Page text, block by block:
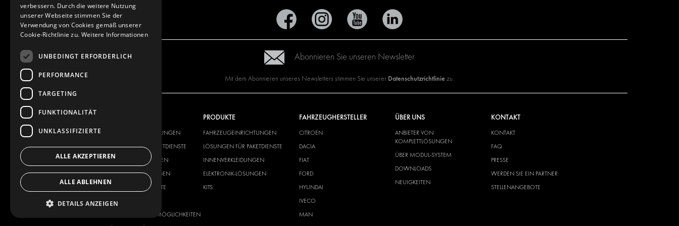
Abonnieren Sie unseren Newsletter
Mit dem Abonnieren unseres Newsletters stimmen Sie unserer Datenschutzrichtlinie zu.
FAHRZEUGEINRICHTUNGEN
LÖSUNGEN FÜR PAKETDIENSTE
INNENVERKLEIDUNGEN
ELEKTRONIK-LÖSUNGEN
SICHERHEITSPRODUKTE
ZUBEHÖR
AUFBEWAHRUNGSMÖGLICHKEITEN
PRODUKTE
FAHRZEUGEINRICHTUNGEN
LÖSUNGEN FÜR PAKETDIENSTE
INNENVERKLEIDUNGEN
ELEKTRONIK-LÖSUNGEN
KITS
FAHRZEUGHERSTELLER
CITROËN
DACIA
FIAT
FORD
HYUNDAI
IVECO
MAN
ÜBER UNS
ANBIETER VON
KOMPLETTLÖSUNGEN
ÜBER MODUL-SYSTEM
DOWNLOADS
NEUIGKEITEN
KONTAKT
KONTAKT
FAQ
PRESSE
WERDEN SIE EIN PARTNER
STELLENANGEBOTE
verbessern. Durch die weitere Nutzung
unserer Webseite stimmen Sie der
Verwendung von Cookies gemäß unserer
Cookie-Richtlinie zu. Weitere Informationen
UNBEDINGT ERFORDERLICH
PERFORMANCE
TARGETING
FUNKTIONALITÄT
UNKLASSIFIZIERTE
ALLE AKZEPTIEREN
ALLE ABLEHNEN
DETAILS ANZEIGEN